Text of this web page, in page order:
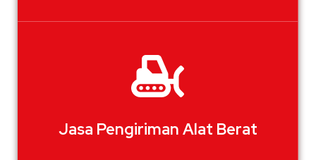
Jasa Pengiriman Alat Berat